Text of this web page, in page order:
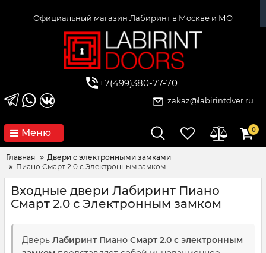
Официальный магазин Лабиринт в Москве и МО
+7(499)380-77-70
zakaz@labirintdver.ru
Меню 0
Главная
Двери с электронными замками
Пиано Смарт 2.0 с Электронным замком
Входные двери Лабиринт Пиано
Смарт 2.0 с Электронным замком
Дверь Лабиринт Пиано Смарт 2.0 с электронным